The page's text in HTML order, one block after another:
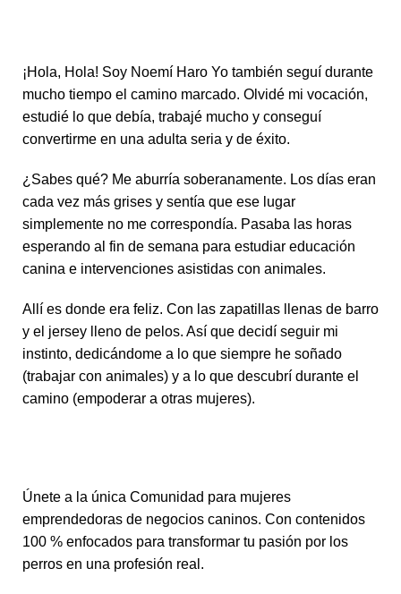
¡Hola, Hola! Soy Noemí Haro Yo también seguí durante
mucho tiempo el camino marcado. Olvidé mi vocación,
estudié lo que debía, trabajé mucho y conseguí
convertirme en una adulta seria y de éxito.
¿Sabes qué? Me aburría soberanamente. Los días eran
cada vez más grises y sentía que ese lugar
simplemente no me correspondía. Pasaba las horas
esperando al fin de semana para estudiar educación
canina e intervenciones asistidas con animales.
Allí es donde era feliz. Con las zapatillas llenas de barro
y el jersey lleno de pelos. Así que decidí seguir mi
instinto, dedicándome a lo que siempre he soñado
(trabajar con animales) y a lo que descubrí durante el
camino (empoderar a otras mujeres).
Únete a la única Comunidad para mujeres
emprendedoras de negocios caninos. Con contenidos
100 % enfocados para transformar tu pasión por los
perros en una profesión real.